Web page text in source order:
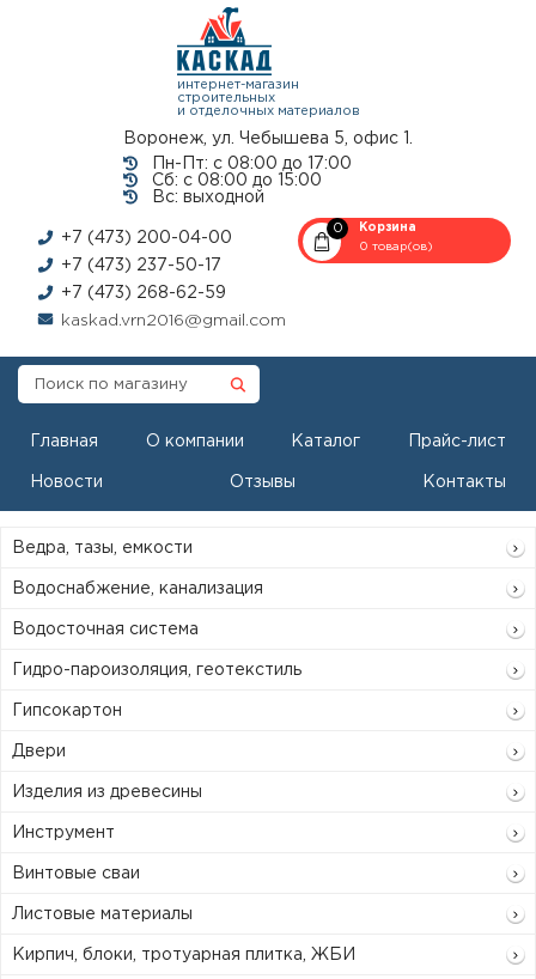
интернет-магазин
строительных
и отделочных материалов
Воронеж, ул. Чебышева 5, офис 1.
Пн-Пт: с 08:00 до 17:00
Сб: с 08:00 до 15:00
Вс: выходной
+7 (473) 200-04-00
+7 (473) 237-50-17
+7 (473) 268-62-59
kaskad.vrn2016@gmail.com
0
Корзина
0 товар(ов)
Главная О компании Каталог Прайс-лист
Новости Отзывы Контакты
Ведра, тазы, емкости
Водоснабжение, канализация
Водосточная система
Гидро-пароизоляция, геотекстиль
Гипсокартон
Двери
Изделия из древесины
Инструмент
Винтовые сваи
Листовые материалы
Кирпич, блоки, тротуарная плитка, ЖБИ